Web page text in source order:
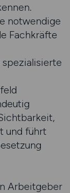
notwendige
Fachkräfte
spezialisierte
und führt
Arbeitgeber